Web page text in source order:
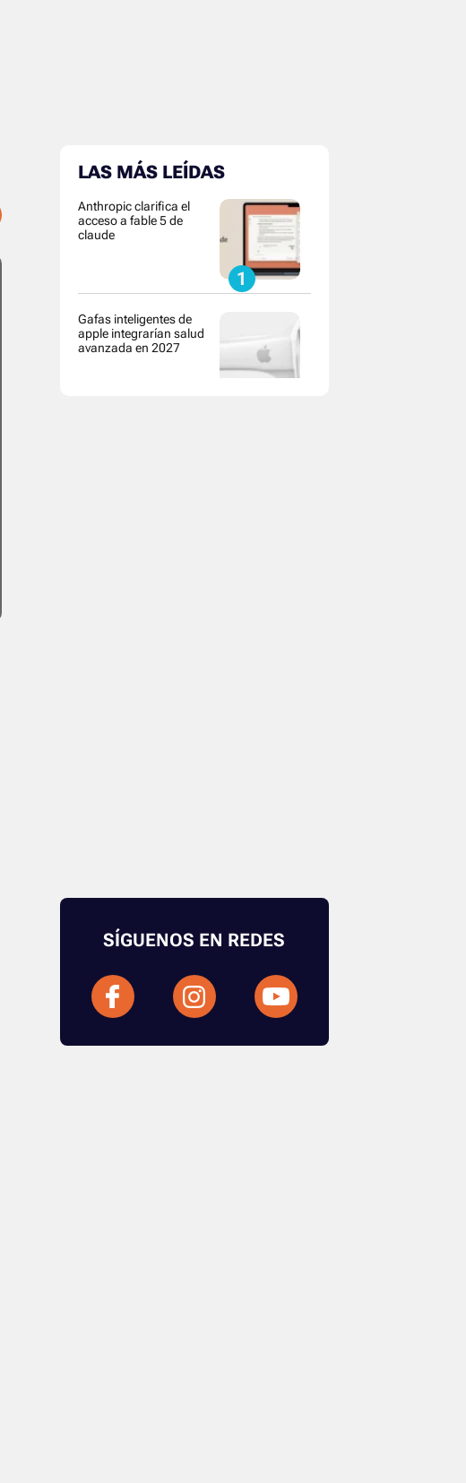
LAS MÁS LEÍDAS
Anthropic clarifica el
acceso a fable 5 de
claude
Gafas inteligentes de
apple integrarían salud
avanzada en 2027
SÍGUENOS EN REDES